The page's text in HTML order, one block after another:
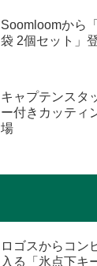
Soomloomから
袋 2個セット」
キャプテンスタ
ー付きカッティ
場
ロゴスからコン
入る「氷点下キ